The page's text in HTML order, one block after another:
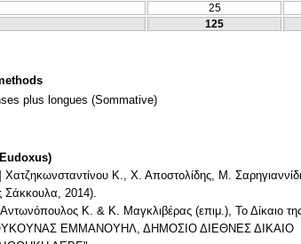
25
125
plus longues (Sommative)
Κ., Χ. Αποστολίδης, Μ.
Σάκκουλα, 2014).
Κ. & Κ. Μαγκλιβέρας (επιμ.), Το Δίκαιο
ΕΜΜΑΝΟΥΗΛ, ΔΗΜΟΣΙΟ ΔΙΕΘΝΕΣ ΔΙΚΑΙΟ